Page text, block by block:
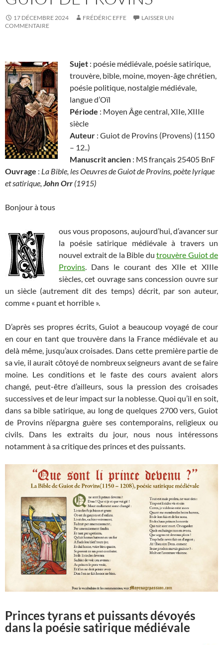
17 DÉCEMBRE 2024 FRÉDÉRIC EFFE
LAISSER UN
COMMENTAIRE
Sujet : poésie médiévale, poésie satirique,
trouvère, bible, moine, moyen-âge chrétien,
poésie politique, nostalgie médiévale,
langue d’Oïl
Période : Moyen Âge central, XIIe, XIIIe
siècle
Auteur : Guiot de Provins (Provens) (1150
– 12..)
Manuscrit ancien : MS français 25405 BnF
Ouvrage : La Bible, les Oeuvres de Guiot de Provins, poète lyrique
et satirique, John Orr (1915)
Bonjour à tous
ous vous proposons, aujourd’hui, d’avancer sur
la poésie satirique médiévale à travers un
nouvel extrait de la Bible du trouvère Guiot de
Provins. Dans le courant des XIIe et XIIIe
siècles, cet ouvrage sans concession ouvre sur
un siècle (autrement dit des temps) décrit, par son auteur,
comme « puant et horrible ».
D’après ses propres écrits, Guiot a beaucoup voyagé de cour
en cour en tant que trouvère dans la France médiévale et au
delà même, jusqu’aux croisades. Dans cette première partie de
sa vie, il aurait côtoyé de nombreux seigneurs avant de se faire
moine. Les conditions et le faste des cours avaient alors
changé, peut-être d’ailleurs, sous la pression des croisades
successives et de leur impact sur la noblesse. Quoi qu’il en soit,
dans sa bible satirique, au long de quelques 2700 vers, Guiot
de Provins n’épargna guère ses contemporains, religieux ou
civils. Dans les extraits du jour, nous nous intéressons
notamment à sa critique des princes et des puissants.
Princes tyrans et puissants dévoyés
dans la poésie satirique médiévale